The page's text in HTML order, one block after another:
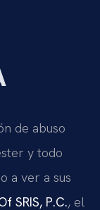
de abuso
y todo
a ver a sus
SRIS, P.C., el